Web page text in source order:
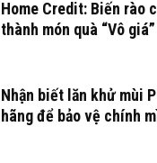
Home Credit: Biến rào
thành món quà “Vô giá”
Nhận biết lăn khử mùi
hãng để bảo vệ chính